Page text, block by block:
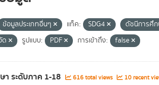
ข้อมูลประเภทอื่นๆ แท็ค: SDG4
ดัชนีการศึ
ด รูปแบบ: PDF การเข้าถึง: false
ระดับภาค 1-18 616 total views 10 recent